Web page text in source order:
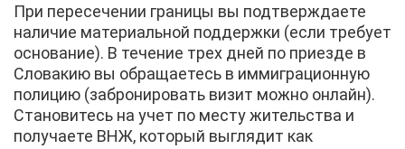
При пересечении границы вы подтверждаете
наличие материальной поддержки (если требует
основание). В течение трех дней по приезде в
Словакию вы обращаетесь в иммиграционную
полицию (забронировать визит можно онлайн).
Становитесь на учет по месту жительства и
получаете ВНЖ, который выглядит как